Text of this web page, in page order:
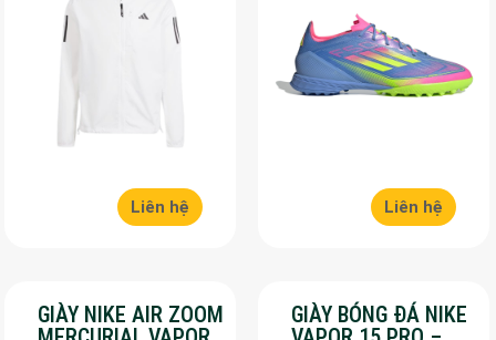
Liên hệ Liên hệ
GIÀY NIKE AIR ZOOM
GIÀY BÓNG ĐÁ NIKE